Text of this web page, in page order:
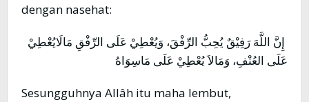
dengan nasehat:
إِنَّ اللَّهَ رَفِيْقٌ يُحِبُّ الرِّفْقَ، وَيُعْطِيْ عَلَى الرِّفْقِ مَالَايُعْطِيْ
عَلَى العُنْفِ، وَمَالاَ يُعْطِيْ عَلَى مَاسِوَاهُ
Sesungguhnya Allâh itu maha lembut,